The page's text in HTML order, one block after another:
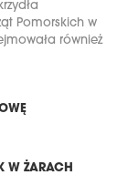
Pomorskich w
również
W ŻARACH